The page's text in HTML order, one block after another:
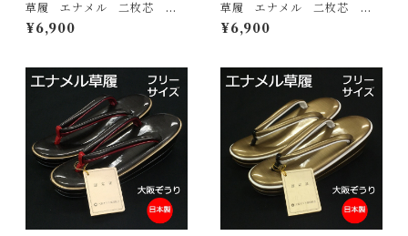
草履 エナメル 二枚芯
白 フリーサイズ 大阪ぞう
り 日本製 認定証付き 和
¥6,900
草履 エナメル 二枚芯
赤 フリーサイズ 大阪ぞう
り 日本製 認定証付き 和
¥6,900